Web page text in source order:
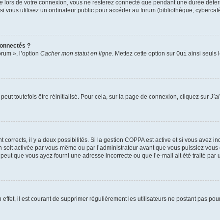
lors de votre connexion, vous ne resterez connecté que pendant une durée
vous utilisez un ordinateur public pour accéder au forum (bibliothèque,
?
», l’option Cacher mon statut en ligne. Mettez cette option sur Oui ainsi seuls
toutefois être réinitialisé. Pour cela, sur la page de connexion, cliquez sur
corrects, il y a deux possibilités. Si la gestion COPPA est active et si vous avez
activée par vous-même ou par l’administrateur avant que vous puissiez
que vous ayez fourni une adresse incorrecte ou que l’e-mail ait été traité
il est courant de supprimer régulièrement les utilisateurs ne postant pas